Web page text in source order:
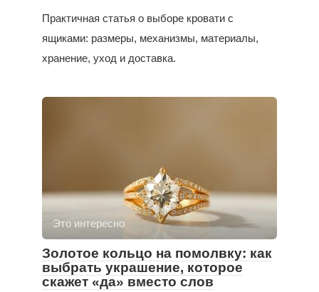
Практичная статья о выборе кровати с
ящиками: размеры, механизмы, материалы,
хранение, уход и доставка.
Это интересно
Золотое кольцо на помолвку: как
выбрать украшение, которое
скажет «да» вместо слов